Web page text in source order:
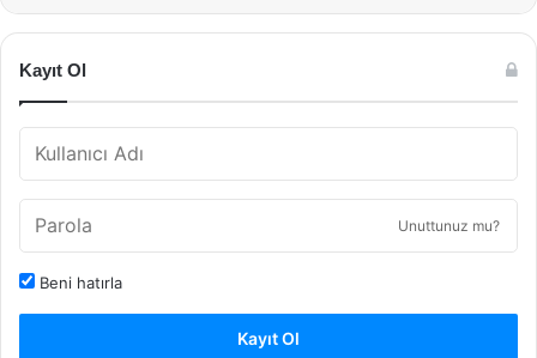
Kayıt Ol
Unuttunuz mu?
Beni hatırla
Kayıt Ol